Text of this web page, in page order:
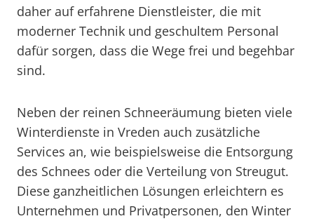
daher auf erfahrene Dienstleister, die mit
moderner Technik und geschultem Personal
dafür sorgen, dass die Wege frei und begehbar
sind.
Neben der reinen Schneeräumung bieten viele
Winterdienste in Vreden auch zusätzliche
Services an, wie beispielsweise die Entsorgung
des Schnees oder die Verteilung von Streugut.
Diese ganzheitlichen Lösungen erleichtern es
Unternehmen und Privatpersonen, den Winter